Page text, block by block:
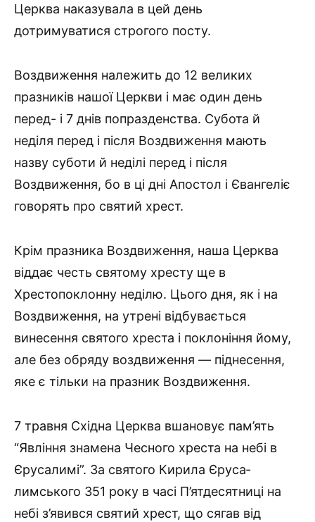
Церква наказувала в цей день
дотримуватися строгого посту.
Воздвиження належить до 12 великих
празників нашої Церкви і має один день
перед- і 7 днів попразденства. Субота й
неділя перед і після Воздвиження мають
назву суботи й неділі перед і після
Воздвиження, бо в ці дні Апостол і Євангеліє
говорять про святий хрест.
Крім празника Воздвиження, наша Церква
віддає честь святому хресту ще в
Хрестопоклонну неділю. Цього дня, як і на
Воздви­ження, на утрені відбувається
винесення святого хреста і покло­ніння йому,
але без обряду воздвиження — піднесення,
яке є тільки на празник Воздвиження.
7 травня Східна Церква вшановує пам’ять
“Явління знамена Чесного хреста на небі в
Єрусалимі”. За святого Кирила Єруса­
лимського 351 року в часі П’ятдесятниці на
небі з’явився святий хрест, що сягав від